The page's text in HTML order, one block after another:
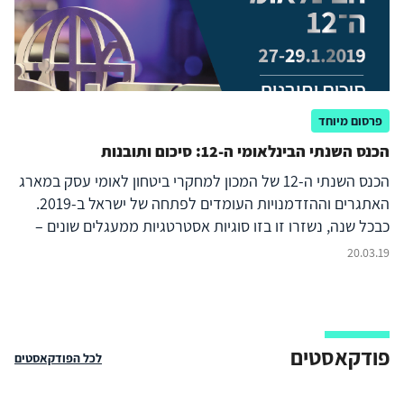
ובפרט כאשר היוזמה בידי ישראל. לכך יש להוסיף את הצורך
ביעילות בניצול המשאבים במלחמה, כגון מלאי תחמושת, שיש לו
היבט מבצעי והשפעה על מספר ימי הלחימה.
פרסום מיוחד
הכנס השנתי הבינלאומי ה-12: סיכום ותובנות
הכנס השנתי ה-12 של המכון למחקרי ביטחון לאומי עסק במארג
האתגרים וההזדמנויות העומדים לפתחה של ישראל ב-2019.
כבכל שנה, נשזרו זו בזו סוגיות אסטרטגיות ממעגלים שונים –
הפנימי, האזורי והבינלאומי – שמרכיבים יחד את המציאות
שקשורים קשר הדוק לחוסנה של הדמוקרטיה הישראלית
ולחשיבותה כאבן יסוד בחזונה ובעתידה של מדינת ישראל.
20.03.19
פודקאסטים לכל הפודקאסטים